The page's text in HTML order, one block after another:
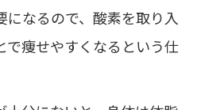
になるので、酸素を取り入
で痩せやすくなるという仕